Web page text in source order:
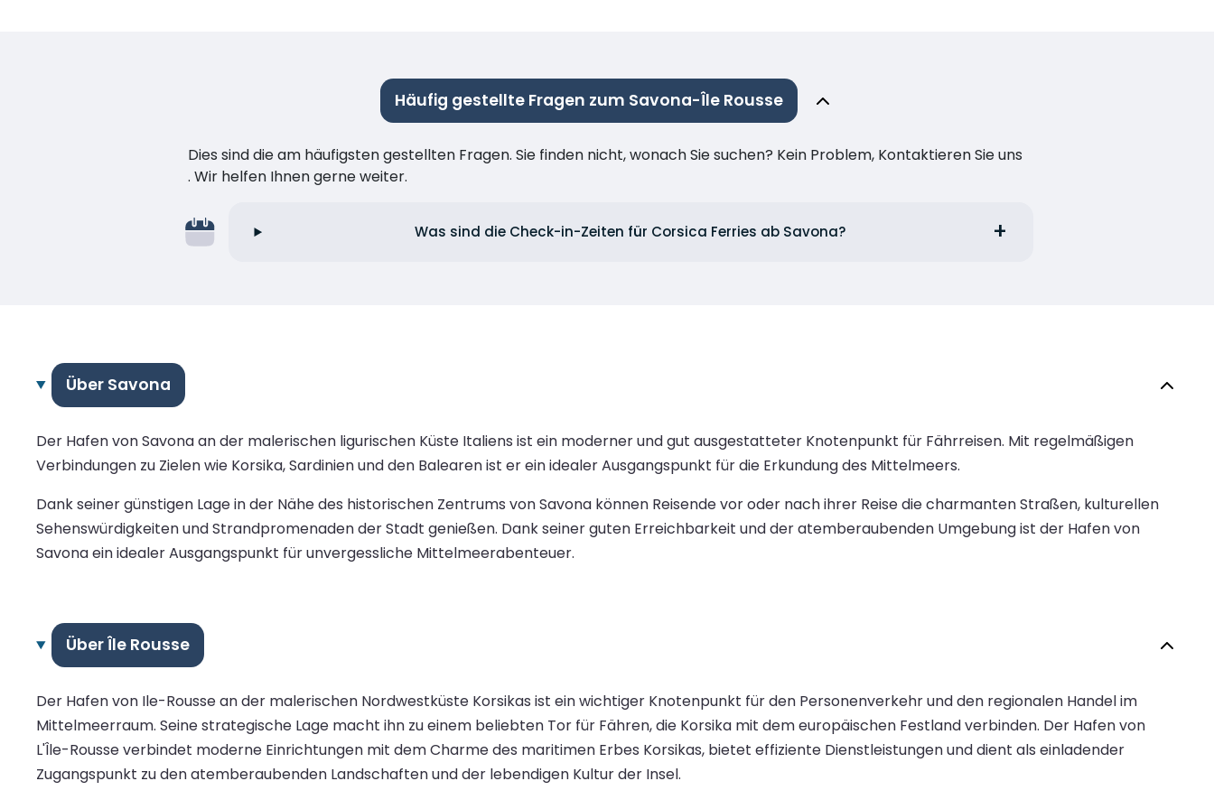
Häufig gestellte Fragen zum Savona-Île Rousse
Dies sind die am häufigsten gestellten Fragen. Sie finden nicht, wonach Sie suchen? Kein Problem, Kontaktieren Sie uns
. Wir helfen Ihnen gerne weiter.
Was sind die Check-in-Zeiten für Corsica Ferries ab Savona?
Über Savona
Der Hafen von Savona an der malerischen ligurischen Küste Italiens ist ein moderner und gut ausgestatteter Knotenpunkt für Fährreisen. Mit regelmäßigen
Verbindungen zu Zielen wie Korsika, Sardinien und den Balearen ist er ein idealer Ausgangspunkt für die Erkundung des Mittelmeers.
Dank seiner günstigen Lage in der Nähe des historischen Zentrums von Savona können Reisende vor oder nach ihrer Reise die charmanten Straßen, kulturellen
Sehenswürdigkeiten und Strandpromenaden der Stadt genießen. Dank seiner guten Erreichbarkeit und der atemberaubenden Umgebung ist der Hafen von
Savona ein idealer Ausgangspunkt für unvergessliche Mittelmeerabenteuer.
Über Île Rousse
Der Hafen von Ile-Rousse an der malerischen Nordwestküste Korsikas ist ein wichtiger Knotenpunkt für den Personenverkehr und den regionalen Handel im
Mittelmeerraum. Seine strategische Lage macht ihn zu einem beliebten Tor für Fähren, die Korsika mit dem europäischen Festland verbinden. Der Hafen von
L'Île-Rousse verbindet moderne Einrichtungen mit dem Charme des maritimen Erbes Korsikas, bietet effiziente Dienstleistungen und dient als einladender
Zugangspunkt zu den atemberaubenden Landschaften und der lebendigen Kultur der Insel.